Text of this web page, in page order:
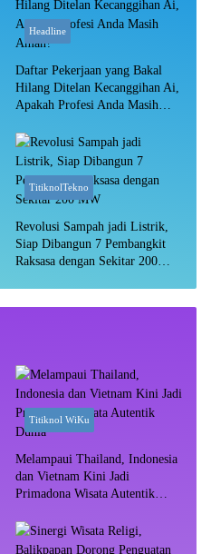
Headline
Daftar Pekerjaan yang Bakal
Hilang Ditelan Kecanggihan Ai,
Apakah Profesi Anda Masih
TitiknolTekno
Revolusi Sampah jadi Listrik,
Siap Dibangun 7 Pembangkit
Raksasa dengan Sekitar 200
Titiknol WiKu
Melampaui Thailand, Indonesia
dan Vietnam Kini Jadi
Primadona Wisata Autentik